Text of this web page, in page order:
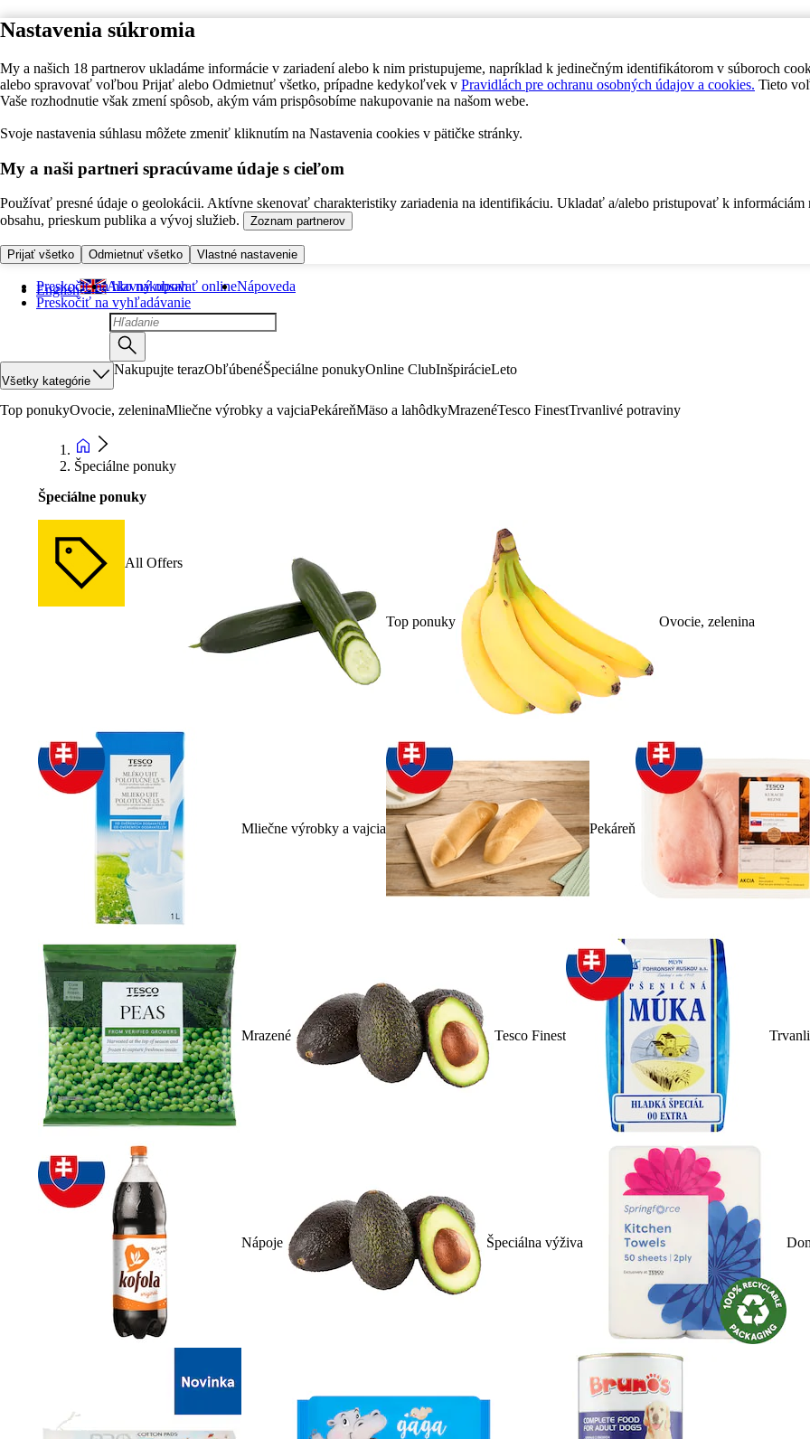
Nastavenia súkromia
My a našich 18 partnerov ukladáme informácie v zariadení alebo k nim pristupujeme, napríklad k jedinečným identifikátorom v súboroch
alebo spravovať voľbou Prijať alebo Odmietnuť všetko, prípadne kedykoľvek v Pravidlách pre ochranu osobných údajov a cookies. Tieto
Vaše rozhodnutie však zmení spôsob, akým vám prispôsobíme nakupovanie na našom webe.
Svoje nastavenia súhlasu môžete zmeniť kliknutím na Nastavenia cookies v pätičke stránky.
My a naši partneri spracúvame údaje s cieľom
Používať presné údaje o geolokácii. Aktívne skenovať charakteristiky zariadenia na identifikáciu. Ukladať a/alebo pristupovať k informáciám
obsahu, prieskum publika a vývoj služieb.
Zoznam partnerov
Prijať všetko Odmietnuť všetko Vlastné nastavenie
Preskočiť na hlavný obsah
Preskočiť na vyhľadávanie
English Ako nakupovať onlineNápoveda
Všetky kategórie
Nakupujte terazObľúbenéŠpeciálne ponukyOnline ClubInšpirácieLeto
Top ponukyOvocie, zeleninaMliečne výrobky a vajciaPekáreňMäso a lahôdkyMrazenéTesco FinestTrvanlivé potraviny
Špeciálne ponuky
Špeciálne ponuky
All Offers
Top ponuky Ovocie, zelenina
Mliečne výrobky a vajcia Pekáreň
Mrazené Tesco Finest
Nápoje Špeciálna výživa